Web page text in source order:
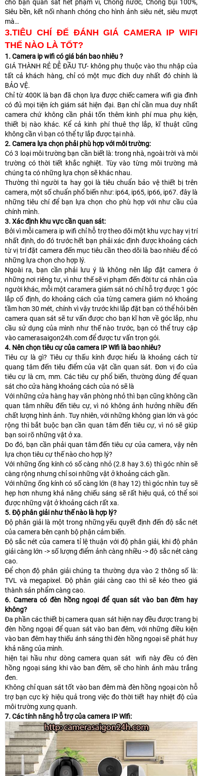
cho bạn quan sát hết phạm vi, Chống nước, Chống bụi 100%,
Siêu bền, kết nối nhanh chóng cho hình ảnh siêu nét, siêu mượt
mà…
3.TIÊU CHÍ ĐẾ ĐÁNH GIÁ CAMERA IP WIFI
THẾ NÀO LÀ TỐT?
1. Camera ip wifi có giá bán bao nhiêu ?
GIÁ THÀNH RẺ DỄ ĐẦU TƯ- không phụ thuộc vào thu nhập của
tất cả khách hàng, chỉ có một mục đích duy nhất đó chính là
BẢO VỆ.
Chỉ từ 400K là bạn đã chọn lựa được chiếc camera wifi gia đình
có đủ mọi tiện ích giám sát hiện đại. Bạn chỉ cần mua duy nhất
camera chứ không cần phải tốn thêm kinh phí mua phụ kiện,
thiết bị nào khác. Kể cả kinh phí thuê thợ lắp, kĩ thuật cũng
không cần vì bạn có thể tự lắp được tại nhà.
2. Camera lựa chọn phải phù hợp với môi trường:
Có 3 loại môi trường bạn cần biết là: trong nhà, ngoài trời và môi
trường có thời tiết khắc nghiệt. Tùy vào từng môi trường mà
chúng ta có những lựa chọn sẽ khác nhau.
Thường thì người ta hay gọi là tiêu chuẩn bảo vệ thiết bị trên
camera, một số chuẩn phổ biến như: ip64, ip65, ip66, ip67. đây là
những tiêu chí để bạn lựa chọn cho phù hợp với như cầu của
chính mình.
3. Xác định khu vực cần quan sát:
Bởi vì mỗi camera ip wifi chỉ hỗ trợ theo dõi một khu vực hay vị trí
nhất định, do đó trước hết bạn phải xác định được khoảng cách
từ vị trí đặt camera đến mục tiêu cần theo dõi là bao nhiêu để có
những lựa chọn cho hợp lý.
Ngoài ra, bạn cần phải lưu ý là không nên lắp đặt camera ở
những nơi riêng tư, vì như thế sẽ vi phạm đến đời tư cá nhân của
người khác, mỗi một caramera giám sát nó chỉ hỗ trợ được 1 góc
lắp cố định, do khoảng cách của từng camera giám nó khoảng
tầm hơn 30 mét, chính vì vậy trước khi lắp đặt bạn có thể hỏi bên
camera quan sát sẽ tư vấn được cho bạn kĩ hơn về góc lắp, nhu
cầu sử dụng của mình như thế nào trước, bạn có thể truy cập
vào camerasaigon24h.com để được tư vấn trọn gói.
4. Nên chọn tiêu cự của camera IP Wifi là bao nhiêu?
Tiêu cự là gì? Tiêu cự thấu kính được hiểu là khoảng cách từ
quang tâm đến tiêu điểm của vật cần quan sát. Đơn vị đo của
tiêu cự là cm, mm. Các tiêu cự phổ biến, thường dùng để quan
sát cho cửa hàng khoảng cách của nó sẽ là
Với những cửa hàng hay văn phòng nhỏ thì bạn cũng không cần
quan tâm nhiều đến tiêu cự, vì nó không ảnh hưởng nhiều đến
chất lượng hình ảnh. Tuy nhiên, với những không gian lớn và góc
rộng thì bắt buộc bạn cần quan tâm đến tiêu cự, vì nó sẽ giúp
bạn soi rõ những vật ở xa.
Do đó, bạn cần phải quan tâm đến tiêu cự của camera, vậy nên
lựa chọn tiêu cự thế nào cho hợp lý?
Với những ống kính có số càng nhỏ (2.8 hay 3.6) thì góc nhìn sẽ
càng rộng nhưng chỉ soi những vật ở khoảng cách gần.
Với những ống kính có số càng lớn (8 hay 12) thì góc nhìn tuy sẽ
hẹp hơn nhưng khả năng chiếu sáng sẽ rất hiệu quả, có thể soi
được những vật ở khoảng cách rất xa.
5. Độ phân giải như thế nào là hợp lý?
Độ phân giải là một trong những yếu quyết định đến độ sắc nét
của camera bên cạnh bộ phận cảm biến.
Độ sắc nét của camera tỉ lệ thuận với độ phân giải, khi độ phân
giải càng lớn -> số lượng điểm ảnh càng nhiều -> độ sắc nét càng
cao.
Để chọn độ phân giải chúng ta thường dựa vào 2 thông số là:
TVL và megapixel. Độ phân giải càng cao thì sẽ kéo theo giá
thành sản phẩm càng cao.
6. Camera có đèn hồng ngoại để quan sát vào ban đêm hay
không?
Đa phần các thiết bị camera quan sát hiện nay đều được trang bị
đèn hồng ngoại để quan sát vào ban đêm, với những điều kiện
vào ban đêm hay thiếu ánh sáng thì đèn hồng ngoại sẽ phát huy
khả năng của mình.
hiện tại hầu như dòng camera quan sát wifi này đều có đèn
hồng ngoại sáng khi vào ban đêm, sẽ cho hình ảnh màu trắng
đen.
Không chỉ quan sát tốt vào ban đêm mà đèn hồng ngoại còn hỗ
trợ bạn cực kỳ hiệu quả trong việc đo thời tiết hay nhiệt độ của
môi trường xung quanh.
7. Các tính năng hỗ trợ của camera IP Wifi: